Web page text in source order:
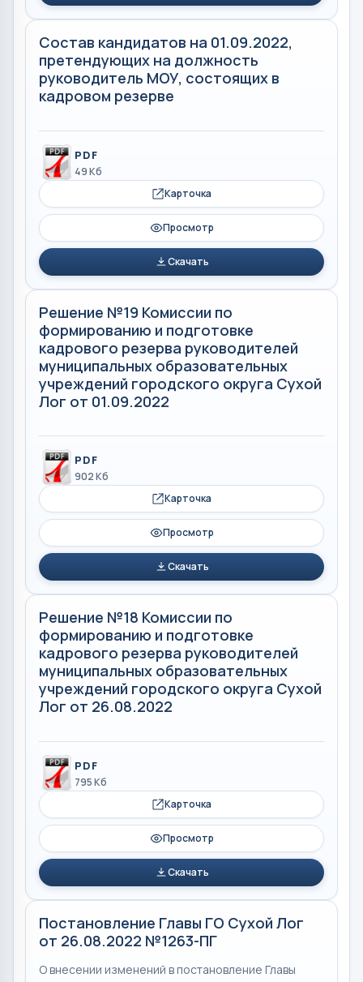
Состав кандидатов на 01.09.2022,
претендующих на должность
руководитель МОУ, состоящих в
кадровом резерве
PDF
49 Кб
Карточка
Просмотр
Скачать
Решение №19 Комиссии по
формированию и подготовке
кадрового резерва руководителей
муниципальных образовательных
учреждений городского округа Сухой
Лог от 01.09.2022
PDF
902 Кб
Карточка
Просмотр
Скачать
Решение №18 Комиссии по
формированию и подготовке
кадрового резерва руководителей
муниципальных образовательных
учреждений городского округа Сухой
Лог от 26.08.2022
PDF
795 Кб
Карточка
Просмотр
Скачать
Постановление Главы ГО Сухой Лог
от 26.08.2022 №1263-ПГ
О внесении изменений в постановление Главы